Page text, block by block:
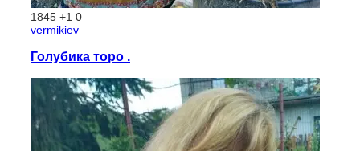
1845 +1 0
vermikiev
Голубика торо .